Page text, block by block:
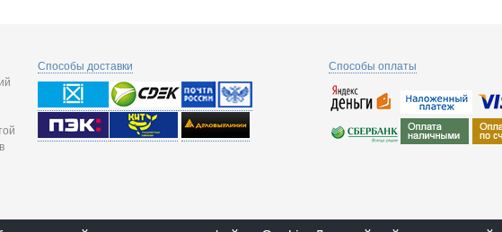
Способы доставки Способы оплаты